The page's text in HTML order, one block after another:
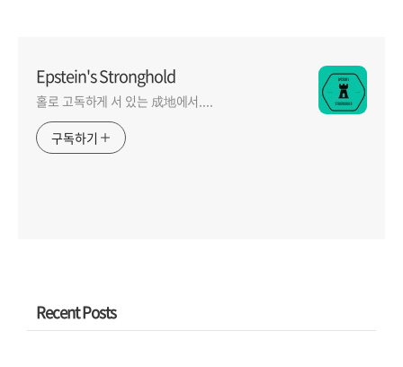
Epstein's Stronghold
홀로 고독하게 서 있는 成地에서....
구독하기
Recent Posts